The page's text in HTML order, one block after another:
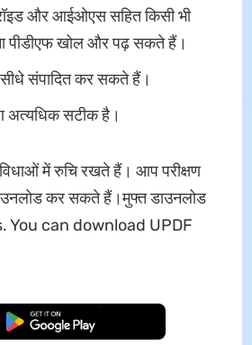
और आईओएस सहित किसी भी
पीडीएफ खोल और पढ़ सकते हैं।
संपादित कर सकते हैं।
अत्यधिक सटीक है।
में रुचि रखते हैं। आप परीक्षण
कर सकते हैं।मुफ्त डाउनलोड
You can download UPDF
मुफ्त डाउनलोड